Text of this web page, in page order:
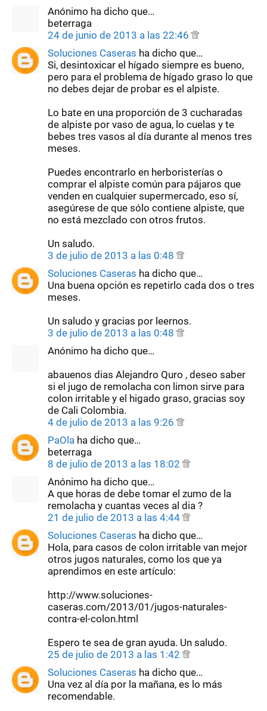
Anónimo ha dicho que…
beterraga
24 de junio de 2013 a las 22:46
Soluciones Caseras ha dicho que…
Si, desintoxicar el hígado siempre es bueno,
pero para el problema de hígado graso lo que
no debes dejar de probar es el alpiste.
Lo bate en una proporción de 3 cucharadas
de alpiste por vaso de agua, lo cuelas y te
bebes tres vasos al día durante al menos tres
meses.
Puedes encontrarlo en herboristerías o
comprar el alpiste común para pájaros que
venden en cualquier supermercado, eso sí,
asegúrese de que sólo contiene alpiste, que
no está mezclado con otros frutos.
Un saludo.
3 de julio de 2013 a las 0:48
Soluciones Caseras ha dicho que…
Una buena opción es repetirlo cada dos o tres
meses.
Un saludo y gracias por leernos.
3 de julio de 2013 a las 0:48
Anónimo ha dicho que…
abauenos dias Alejandro Quro , deseo saber
si el jugo de remolacha con limon sirve para
colon irritable y el higado graso, gracias soy
de Cali Colombia.
4 de julio de 2013 a las 9:26
PaOla ha dicho que…
beterraga
8 de julio de 2013 a las 18:02
Anónimo ha dicho que…
A que horas de debe tomar el zumo de la
remolacha y cuantas veces al dia ?
21 de julio de 2013 a las 4:44
Soluciones Caseras ha dicho que…
Hola, para casos de colon irritable van mejor
otros jugos naturales, como los que ya
aprendimos en este artículo:
http://www.soluciones-
caseras.com/2013/01/jugos-naturales-
contra-el-colon.html
Espero te sea de gran ayuda. Un saludo.
25 de julio de 2013 a las 1:42
Soluciones Caseras ha dicho que…
Una vez al día por la mañana, es lo más
recomendable.